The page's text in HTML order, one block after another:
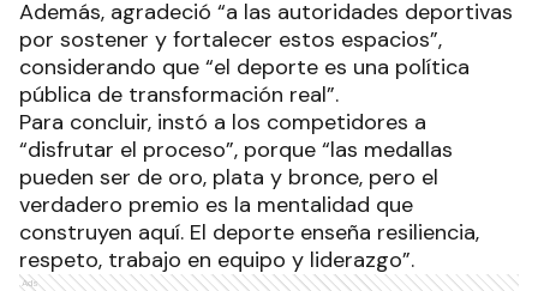
Además, agradeció “a las autoridades deportivas
por sostener y fortalecer estos espacios”,
considerando que “el deporte es una política
pública de transformación real”.
Para concluir, instó a los competidores a
“disfrutar el proceso”, porque “las medallas
pueden ser de oro, plata y bronce, pero el
verdadero premio es la mentalidad que
construyen aquí. El deporte enseña resiliencia,
respeto, trabajo en equipo y liderazgo”.
Ads